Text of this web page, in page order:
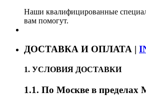
Наши квалифицированные
вам помогут.
ДОСТАВКА И ОПЛАТА |
1. УСЛОВИЯ ДОСТАВКИ
1.1. По Москве в